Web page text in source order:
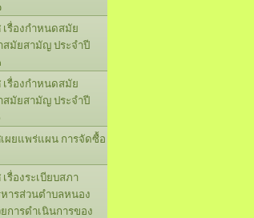
เรื่องกำหนดสมัย
สมัยสามัญ ประจำปี
เรื่องกำหนดสมัย
สมัยสามัญ ประจำปี
ผยแพร่แผน การจัดซื้อ
เรื่องระเบียบสภา
ารส่วนตำบลหนอง
การดำเนินการของ